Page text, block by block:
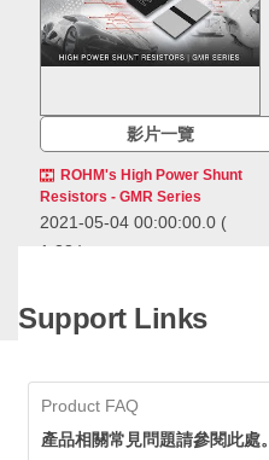
影片一覽
ROHM's High Power Shunt
Resistors - GMR Series
2021-05-04 00:00:00.0 (
1:38 )
shunt resistors.
resistors.
High Power Low
Ohmic Shunt Resistors
Support Links
Product FAQ
產品相關常見問題請參閱此處。